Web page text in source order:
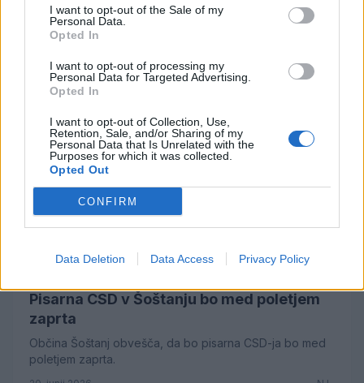
I want to opt-out of the Sale of my
Personal Data.
Opted In
I want to opt-out of processing my
Personal Data for Targeted Advertising.
Opted In
I want to opt-out of Collection, Use,
Retention, Sale, and/or Sharing of my
Personal Data that Is Unrelated with the
Purposes for which it was collected.
Opted Out
CONFIRM
Data Deletion Data Access Privacy Policy
urada Šoštanj
Krajevni urad Šoštanj, ki spada pod Upravno enoto
20. junij 2026
FOTO
Pisarna CSD v Šoštanju bo med poletjem
zaprta
Občina Šoštanj obvešča, da bo pisarna CSD-ja bo med
poletjem zaprta.